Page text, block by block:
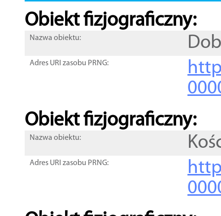
Obiekt fizjograficzny:
Nazwa obiektu:
Adres URI zasobu PRNG:
Obiekt fizjograficzny:
Nazwa obiektu:
Adres URI zasobu PRNG: